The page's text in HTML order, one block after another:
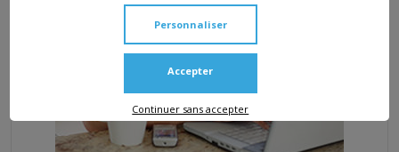
Pompes funèbres à Vitry sur seine
Pompes funèbres à Vitry-sur-Seine
Continuer sans accepter
Personnaliser
Accepter